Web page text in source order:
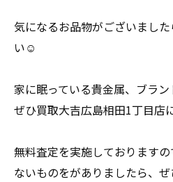
気になるお品物がございまし
い☺️
家に眠っている貴金属、ブラン
ぜひ買取大吉広島相田1丁目店
無料査定を実施しております
ないものをがありましたら、